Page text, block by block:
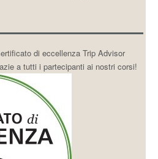
di eccellenza Trip Advisor
a tutti i partecipanti ai nostri corsi!